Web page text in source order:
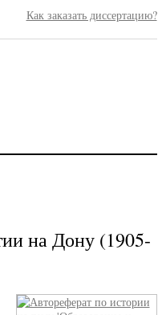
Как заказать диссертацию?
на Дону (1905-